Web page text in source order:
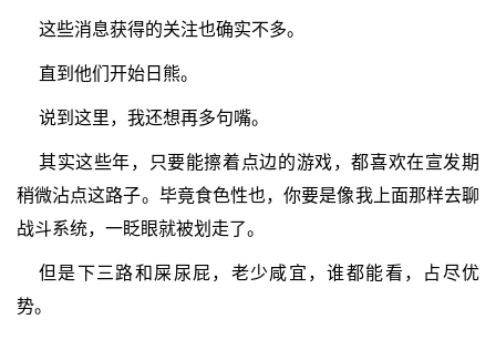
这些消息获得的关注也确实不多。
直到他们开始日熊。
说到这里，我还想再多句嘴。
其实这些年，只要能擦着点边的游戏，都喜欢在宣发期
稍微沾点这路子。毕竟食色性也，你要是像我上面那样去聊
战斗系统，一眨眼就被划走了。
但是下三路和屎尿屁，老少咸宜，谁都能看，占尽优
势。